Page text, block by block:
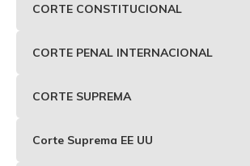
CORTE CONSTITUCIONAL
CORTE PENAL INTERNACIONAL
CORTE SUPREMA
Corte Suprema EE UU